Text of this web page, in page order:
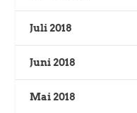
Juli 2018
Juni 2018
Mai 2018